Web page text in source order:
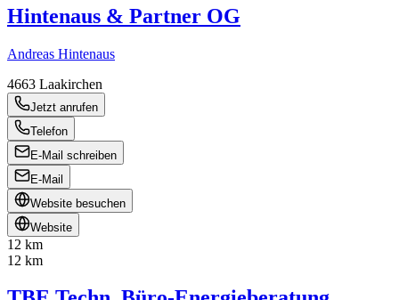
Hintenaus & Partner OG
Andreas Hintenaus
4663 Laakirchen
Jetzt anrufen
Telefon
E-Mail schreiben
E-Mail
Website besuchen
Website
12 km
12 km